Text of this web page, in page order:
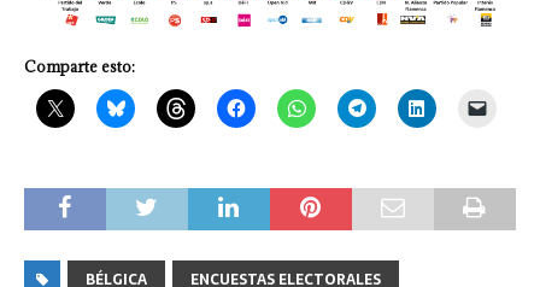
Comparte esto:
BÉLGICA ENCUESTAS ELECTORALES